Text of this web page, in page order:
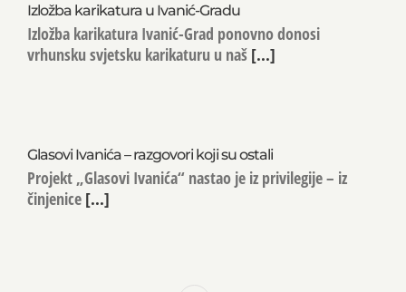
Izložba karikatura u Ivanić-Gradu
Izložba karikatura Ivanić-Grad ponovno donosi
vrhunsku svjetsku karikaturu u naš [...]
Glasovi Ivanića – razgovori koji su ostali
Projekt „Glasovi Ivanića“ nastao je iz privilegije – iz
činjenice [...]